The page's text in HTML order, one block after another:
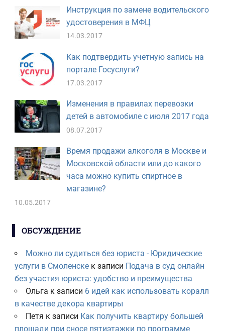
Инструкция по замене водительского
удостоверения в МФЦ
14.03.2017
Как подтвердить учетную запись на
портале Госуслуги?
17.03.2017
Изменения в правилах перевозки
детей в автомобиле с июля 2017 года
08.07.2017
Время продажи алкоголя в Москве и
Московской области или до какого
часа можно купить спиртное в
магазине?
10.05.2017
ОБСУЖДЕНИЕ
Можно ли судиться без юриста - Юридические
услуги в Смоленскек записи Подача в суд онлайн
без участия юриста: удобство и преимущества
Ольга к записи 6 идей как использовать коралл
в качестве декора квартиры
Петя к записи Как получить квартиру большей
площади при сносе пятиэтажки по программе